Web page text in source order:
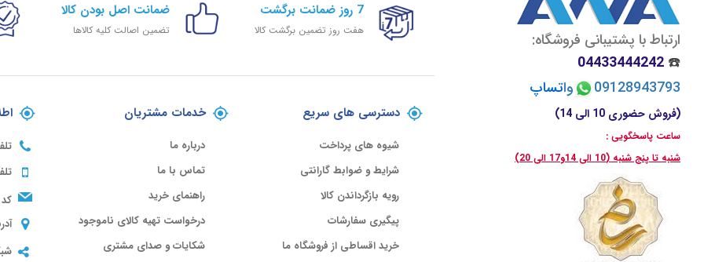
ارتباط با پشتیبانی فروشگاه:
☎️
04433444242
09128943793
واتساپ
(فروش حضوری 10 الی 14)
ساعت پاسخگویی :
شنبه تا پنج شنبه (10 الی 14و17 الی 20)
7 روز ضمانت برگشت
هفت روز تضمین برگشت کالا
ضمانت اصل بودن کالا
تضمین اصالت کلیه کالاها
دسترسی های سریع
شیوه های پرداخت
شرایط و ضوابط گارانتی
رویه بازگرداندن کالا
پیگیری سفارشات
خرید اقساطی از فروشگاه ما
خدمات مشتریان
درباره ما
تماس با ما
راهنمای خرید
درخواست تهیه کالای ناموجود
شکایات و صدای مشتری